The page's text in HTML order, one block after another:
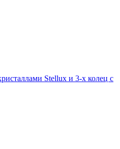
Stellux и 3-х колец с